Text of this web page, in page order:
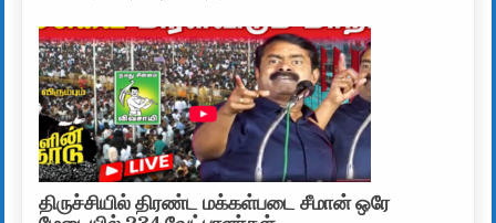
திருச்சியில் திரண்ட மக்கள்படை சீமான் ஒரே